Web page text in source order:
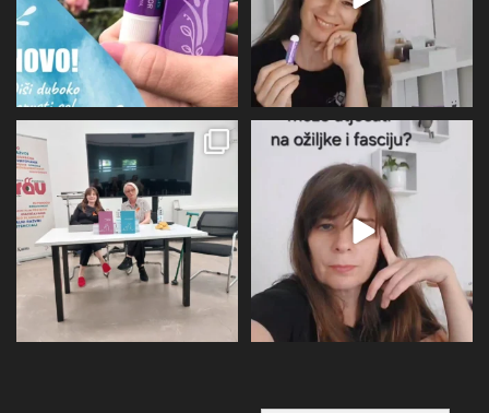
U subotu zahvaljujući Društvu
oboljelih od
26 1
Više I detaljnije o utjecaju
perimenopauze na sve
21 0